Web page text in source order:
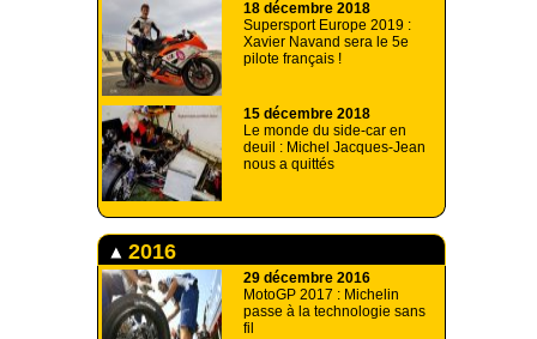
18 décembre 2018
Supersport Europe 2019 :
Xavier Navand sera le 5e
pilote français !
15 décembre 2018
Le monde du side-car en
deuil : Michel Jacques-Jean
nous a quittés
2016
29 décembre 2016
MotoGP 2017 : Michelin
passe à la technologie sans
fil